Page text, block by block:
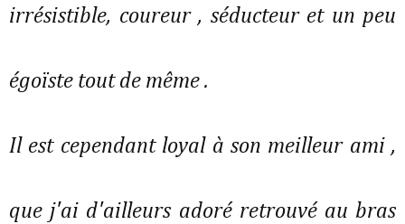
irrésistible, coureur , séducteur et un peu
égoïste tout de même .
Il est cependant loyal à son meilleur ami ,
que j'ai d'ailleurs adoré retrouvé au bras